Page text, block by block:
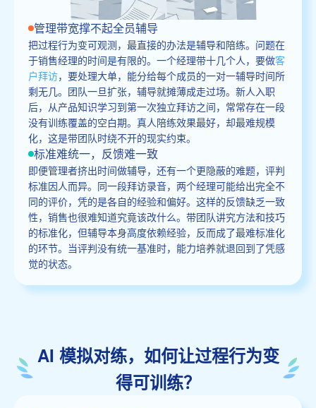
管理带宽撑不起全员辅导
把过程行为变可观测，最直接的办法是辅导和陪练。问题在
于销售经理的时间是有限的。一个经理带十几个人，要做客
户拜访，要处理大单，能分给每个成员的一对一辅导时间所
剩无几。团队一旦扩张，辅导就摊薄成走过场。新人入职
后，从产品知识学习到第一次独立拜访之间，常常存在一段
没有训练覆盖的空白期。真人陪练效果最好，却最难规模
化，这是带团队时绕不开的现实约束。
标准难统一，反馈难一致
即便管理者挤出时间做辅导，还有一个更隐蔽的难题，评判
标准因人而异。同一段拜访录音，两个经理可能给出完全不
同的评价，凭的是各自的经验和偏好。这样的反馈缺乏一致
性，销售也很难知道究竟该改什么。带团队讲究方法和技巧
的标准化，但辅导本身高度依赖经验，反而成了最难标准化
的环节。当评判没有统一基准时，能力培养就退回到了凭感
觉的状态。
AI 模拟对练，如何让过程行为变
得可训练？